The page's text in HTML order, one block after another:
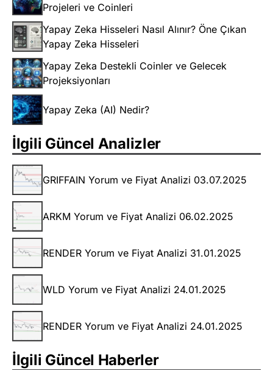
Projeleri ve Coinleri
Yapay Zeka Hisseleri Nasıl Alınır? Öne Çıkan
Yapay Zeka Hisseleri
Yapay Zeka Destekli Coinler ve Gelecek
Projeksiyonları
Yapay Zeka (AI) Nedir?
İlgili Güncel Analizler
GRIFFAIN Yorum ve Fiyat Analizi 03.07.2025
ARKM Yorum ve Fiyat Analizi 06.02.2025
RENDER Yorum ve Fiyat Analizi 31.01.2025
WLD Yorum ve Fiyat Analizi 24.01.2025
RENDER Yorum ve Fiyat Analizi 24.01.2025
İlgili Güncel Haberler